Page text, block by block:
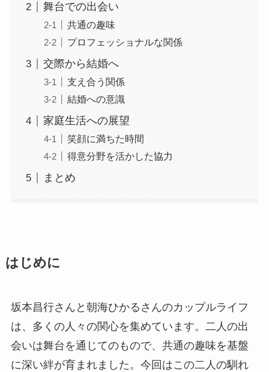
舞台での出会い
共通の趣味
プロフェッショナルな関係
交際から結婚へ
支え合う関係
結婚への意識
家庭生活への展望
笑顔に満ちた時間
得意分野を活かした協力
まとめ
はじめに
坂本昌行さんと朝海ひかるさんのカップルライフ
は、多くの人々の関心を集めています。二人の出
会いは舞台を通じてのもので、共通の趣味を基盤
に深い絆が育まれました。今回はこの二人の馴れ